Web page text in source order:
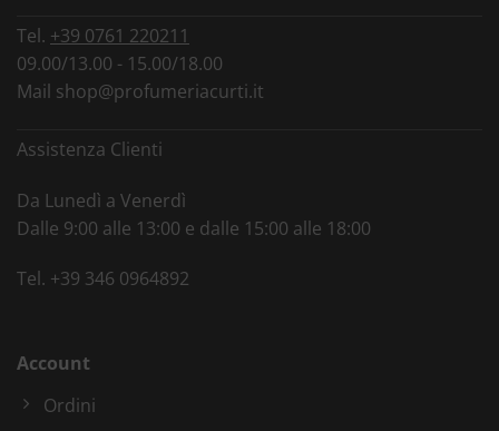
Tel. +39 0761 220211
09.00/13.00 - 15.00/18.00
Mail shop@profumeriacurti.it
Assistenza Clienti
Da Lunedì a Venerdì
Dalle 9:00 alle 13:00 e dalle 15:00 alle 18:00
Tel. +39 346 0964892
Account
Ordini